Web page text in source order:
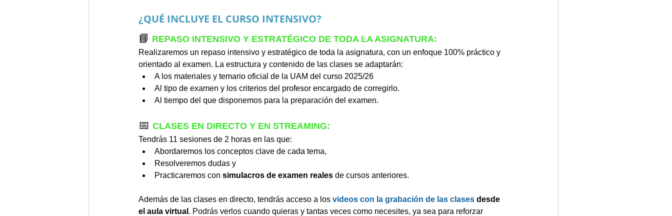
¿QUÉ INCLUYE EL CURSO INTENSIVO?
📘 REPASO INTENSIVO Y ESTRATÉGICO DE TODA LA ASIGNATURA:
Realizaremos un repaso intensivo y estratégico de toda la asignatura, con un enfoque 100% práctico y
orientado al examen. La estructura y contenido de las clases se adaptarán:
A los materiales y temario oficial de la UAM del curso 2025/26
Al tipo de examen y los criterios del profesor encargado de corregirlo.
Al tiempo del que disponemos para la preparación del examen.
📅 CLASES EN DIRECTO Y EN STREAMING:
Tendrás 11 sesiones de 2 horas en las que:
Abordaremos los conceptos clave de cada tema,
Resolveremos dudas y
Practicaremos con simulacros de examen reales de cursos anteriores.
Además de las clases en directo, tendrás acceso a los videos con la grabación de las clases desde
el aula virtual . Podrás verlos cuando quieras y tantas veces como necesites, ya sea para reforzar